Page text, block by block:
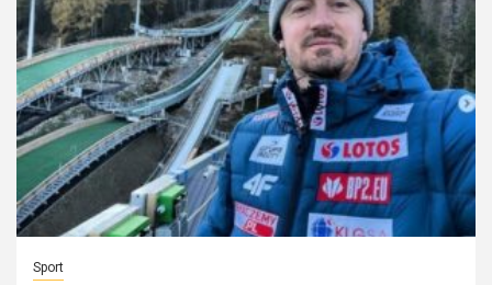
Sport